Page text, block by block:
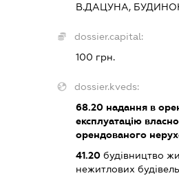
В.ДАЦУНА,
dossier.capital:
100 грн.
dossier.kveds:
68.20надання в
експлуатацію
орендованого
41.20будівництво
нежитлових будівель